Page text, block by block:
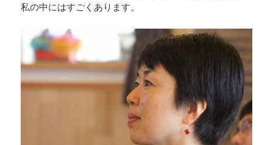
私の中にはすごくあります。